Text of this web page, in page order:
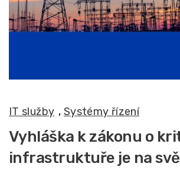
IT služby , Systémy řízení
Vyhláška k zákonu o
infrastruktuře je na